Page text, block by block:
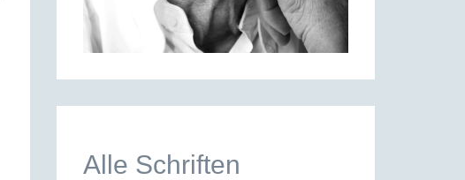
Alle Schriften